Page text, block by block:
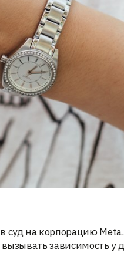
суд на корпорацию
зависимость у